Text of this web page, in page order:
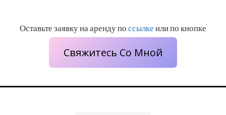
Оставьте заявку на аренду поссылкеили по кнопке
Свяжитесь Со Мной